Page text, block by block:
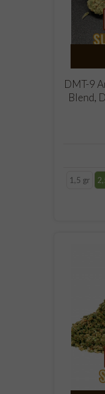
DMT-9
Blend,
1,5 gr